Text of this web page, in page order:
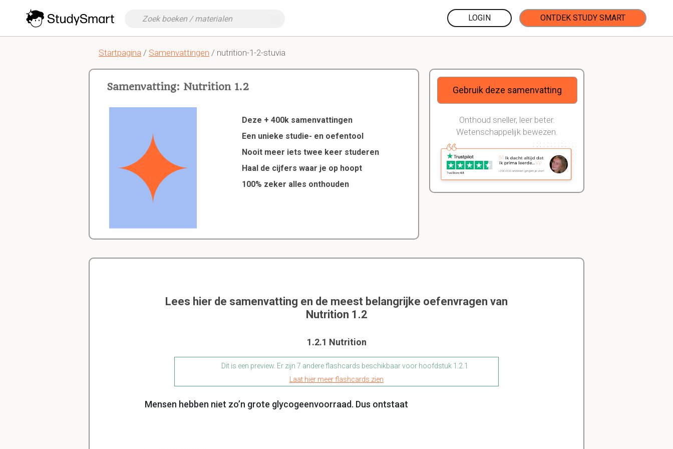
LOGIN ONTDEK STUDY SMART
Startpagina / Samenvattingen / nutrition-1-2-stuvia
Samenvatting: Nutrition 1.2
Deze + 400k samenvattingen
Een unieke studie- en oefentool
Nooit meer iets twee keer studeren
Haal de cijfers waar je op hoopt
100% zeker alles onthouden
Gebruik deze samenvatting
Onthoud sneller, leer beter.
Wetenschappelijk bewezen.
Lees hier de samenvatting en de meest belangrijke oefenvragen van
Nutrition 1.2
1.2.1 Nutrition
Dit is een preview. Er zijn 7 andere flashcards beschikbaar voor hoofdstuk 1.2.1
Laat hier meer flashcards zien
Mensen hebben niet zo’n grote glycogeenvoorraad. Dus ontstaat